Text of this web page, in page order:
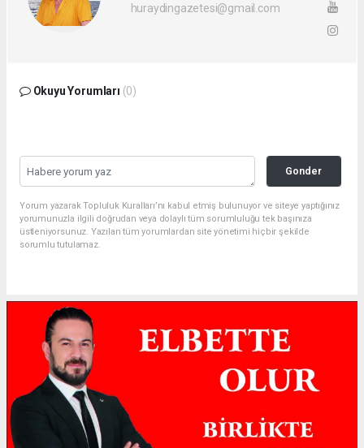
huraydingazetesi@gmail.com
Okuyu Yorumları (0)
Gonder
Yorum yazarak Topluluk Kuralları’nı kabul etmiş bulunuyor ve siteye yaptığınız
yorumunuzla ilgili doğrudan veya dolaylı tüm sorumluluğu tek başınıza
üstleniyorsunuz. Yazılan tüm yorumlardan site yönetimi hiçbir şekilde
sorumlu tutulamaz.